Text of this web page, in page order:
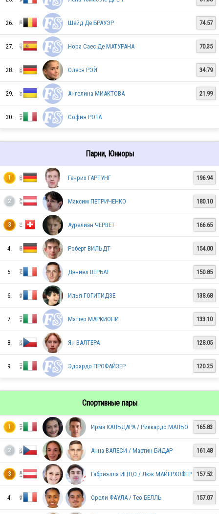
ITA
AUT
SUI
ITA
ESP
ITA
GER
CZE
CRO
26. Шейд Де БРАУЭР 74.57
27. Нора Саес Де МАТУРАНА 70.35
28. Олеся РЭЙ 34.79
29. Ангелина МИАКТОВА 21.99
30. София РОТА
Парни, Юниоры
1 Генрих ГАРТУНГ 196.94
2 Максим ПЕТРИЧЕНКО 180.10
3 Аурелиан ЧЕРВЕТ 166.65
4. Роберт ВИЛЬДТ 154.00
5. Дэниел ВЕРБАТ 150.85
6. Илья ГОГИТИДЗЕ 138.68
7. Маттео МАРКИОНИ 133.10
8. Ян ВАЛТЕРА 128.05
9. Эдоардо ПРОФАЙЗЕР 120.25
Спортивные пары
1 Ирма КАЛЬДАРА / Риккардо МАЛЬО 165.83
2 Анна ВАЛЕСИ / Мартин БИДАР 161.48
3 Габриэлла ИЦЦО / Люк МАЙЕРХОФЕР 157.52
4. Орели ФАУЛА / Тео БЕЛЛЬ 157.07